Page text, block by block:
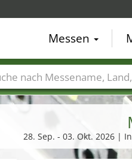
28. Sep. - 03. Okt. 2026 |
Messen
Messenamen Länder